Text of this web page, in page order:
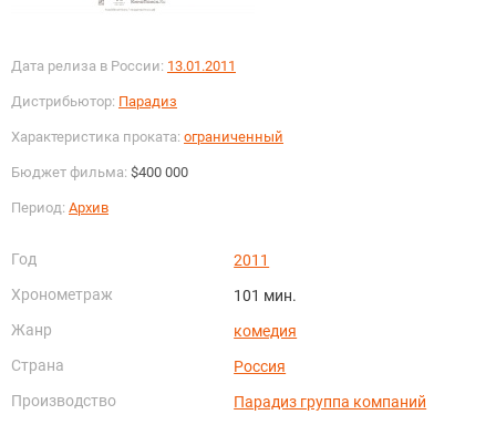
Дата релиза в России: 13.01.2011
Дистрибьютор: Парадиз
Характеристика проката: ограниченный
Бюджет фильма: $400 000
Период: Архив
Год
2011
Хронометраж
101 мин.
Жанр
комедия
Страна
Россия
Производство
Парадиз группа компаний